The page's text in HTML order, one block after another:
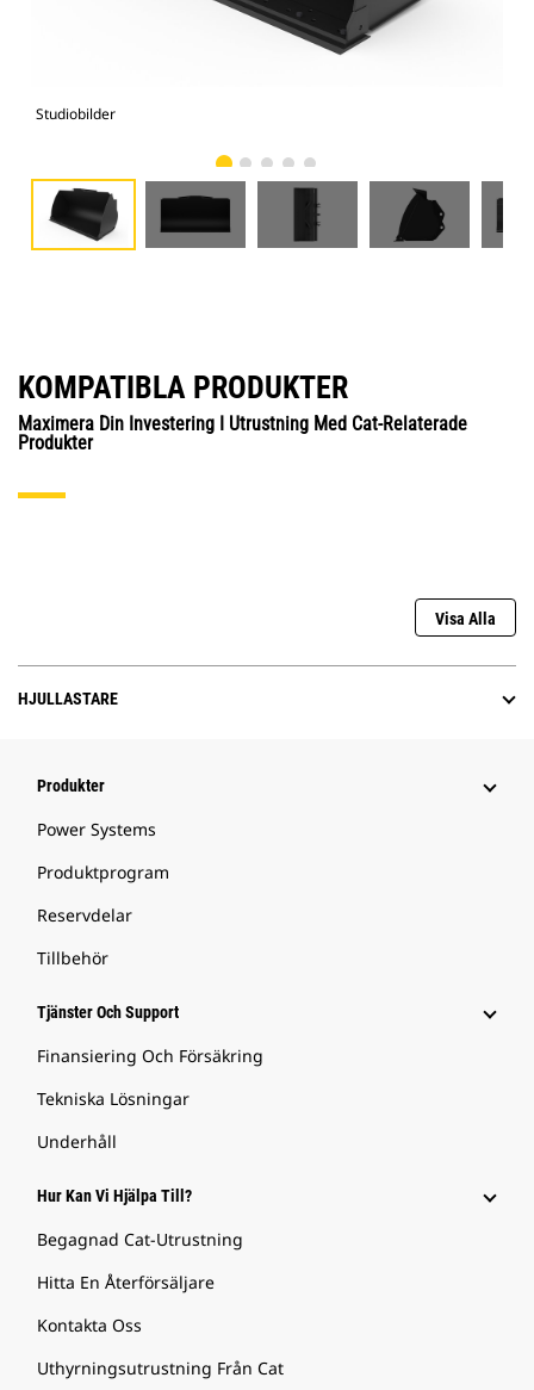
Studiobilder
KOMPATIBLA PRODUKTER
Maximera Din Investering I Utrustning Med Cat-Relaterade
Produkter
Visa Alla
HJULLASTARE
Produkter
Power Systems
Produktprogram
Reservdelar
Tillbehör
Tjänster Och Support
Finansiering Och Försäkring
Tekniska Lösningar
Underhåll
Hur Kan Vi Hjälpa Till?
Begagnad Cat-Utrustning
Hitta En Återförsäljare
Kontakta Oss
Uthyrningsutrustning Från Cat